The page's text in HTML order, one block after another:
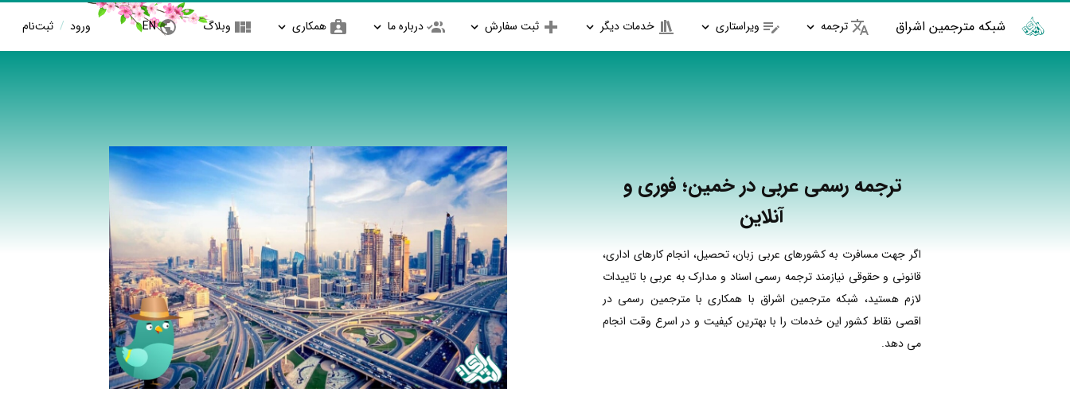
شبکه مترجمین اشراق ترجمه ویراستاری خدمات دیگر ثبت سفارش درباره ما همکاری وبلاگ EN ورود / ثبت‌نام
ترجمه رسمی عربی در خمین؛ فوری و
آنلاین
اگر جهت مسافرت به کشورهای عربی زبان، تحصیل، انجام کارهای اداری،
قانونی و حقوقی نیازمند ترجمه رسمی اسناد و مدارک به عربی با تاییدات
لازم هستید، شبکه مترجمین اشراق با همکاری با مترجمین رسمی در
اقصی نقاط کشور این خدمات را با بهترین کیفیت و در اسرع وقت انجام
می دهد.